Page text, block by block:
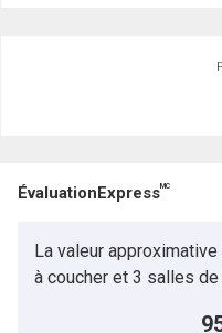
ÉvaluationExpressMC
La valeur
à coucher et 3 salles